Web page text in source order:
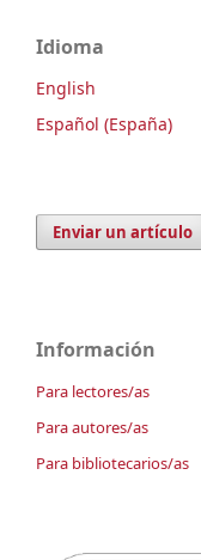
Idioma
English
Español (España)
Enviar un artículo
Información
Para lectores/as
Para autores/as
Para bibliotecarios/as